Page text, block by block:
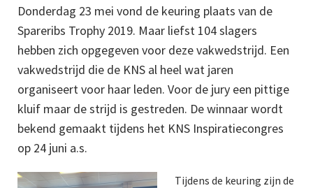
Donderdag 23 mei vond de keuring plaats van de
Spareribs Trophy 2019. Maar liefst 104 slagers
hebben zich opgegeven voor deze vakwedstrijd. Een
vakwedstrijd die de KNS al heel wat jaren
organiseert voor haar leden. Voor de jury een pittige
kluif maar de strijd is gestreden. De winnaar wordt
bekend gemaakt tijdens het KNS Inspiratiecongres
op 24 juni a.s.
Tijdens de keuring zijn de